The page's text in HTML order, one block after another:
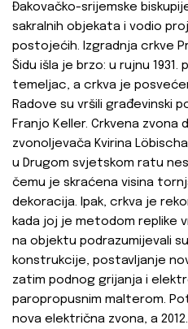
Đakovačko-srijemske
sakralnih objekata i vodio
postojećih. Izgradnja crkve
Šidu išla je brzo: u rujnu
temeljac, a crkva je
Radove su vršili građevinski
Franjo Keller. Crkvena zvona
zvonoljevača Kvirina
u Drugom svjetskom ratu
čemu je skraćena visina
dekoracija. Ipak, crkva je
kada joj je metodom replike
na objektu podrazumijevali
konstrukcije, postavljanje
zatim podnog grijanja i
paropropusnim malterom.
nova električna zvona, a